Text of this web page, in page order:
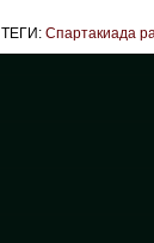
ТЕГИ: Спартакиада